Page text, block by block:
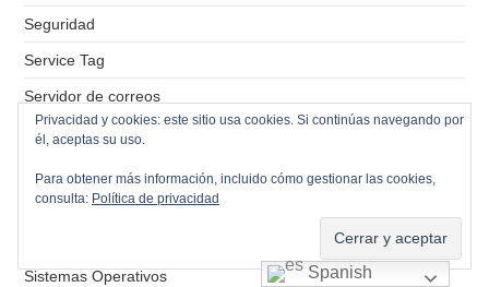
Seguridad
Service Tag
Servidor de correos
Servidor de ficheros
Servidor de impresión
Servidores VPS
Sistemas Operativos Spanish
Privacidad y cookies: este sitio usa cookies. Si continúas navegando por
él, aceptas su uso.
Para obtener más información, incluido cómo gestionar las cookies,
consulta: Política de privacidad